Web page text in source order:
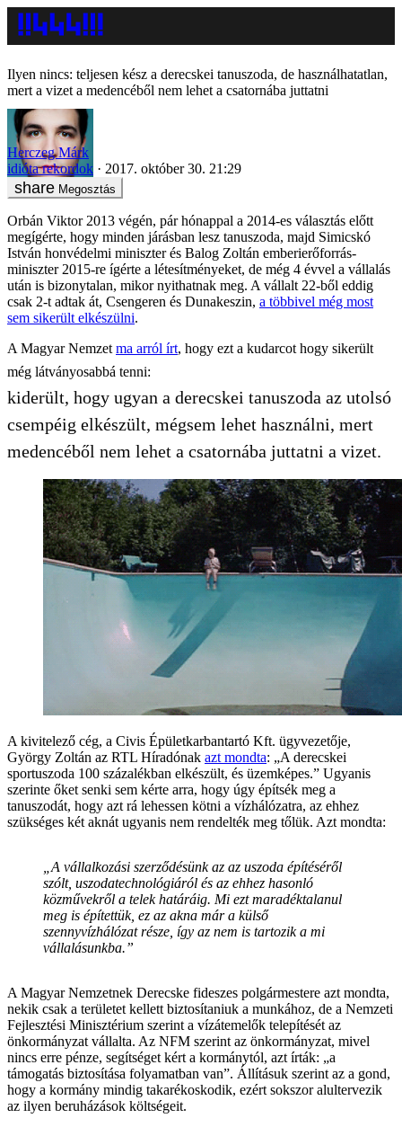
Ilyen nincs: teljesen kész a derecskei tanuszoda, de használhatatlan,
mert a vizet a medencéből nem lehet a csatornába juttatni
Herczeg Márk
idióta rekordok
2017. október 30. 21:29
Megosztás
Orbán Viktor 2013 végén, pár hónappal a 2014-es választás előtt
megígérte, hogy minden járásban lesz tanuszoda, majd Simicskó
István honvédelmi miniszter és Balog Zoltán emberierőforrás-
miniszter 2015-re ígérte a létesítményeket, de még 4 évvel a vállalás
után is bizonytalan, mikor nyithatnak meg. A vállalt 22-ből eddig
csak 2-t adtak át, Csengeren és Dunakeszin, a többivel még most
sem sikerült elkészülni.
A Magyar Nemzet ma arról írt, hogy ezt a kudarcot hogy sikerült
még látványosabbá tenni:
kiderült, hogy ugyan a derecskei tanuszoda az utolsó
csempéig elkészült, mégsem lehet használni, mert
medencéből nem lehet a csatornába juttatni a vizet.
A kivitelező cég, a Civis Épületkarbantartó Kft. ügyvezetője,
György Zoltán az RTL Híradónak azt mondta: „A derecskei
sportuszoda 100 százalékban elkészült, és üzemképes.” Ugyanis
szerinte őket senki sem kérte arra, hogy úgy építsék meg a
tanuszodát, hogy azt rá lehessen kötni a vízhálózatra, az ehhez
szükséges két aknát ugyanis nem rendelték meg tőlük. Azt mondta:
„A vállalkozási szerződésünk az az uszoda építéséről
szólt, uszodatechnológiáról és az ehhez hasonló
közművekről a telek határáig. Mi ezt maradéktalanul
meg is építettük, ez az akna már a külső
szennyvízhálózat része, így az nem is tartozik a mi
vállalásunkba.”
A Magyar Nemzetnek Derecske fideszes polgármestere azt mondta,
nekik csak a területet kellett biztosítaniuk a munkához, de a Nemzeti
Fejlesztési Minisztérium szerint a vízátemelők telepítését az
önkormányzat vállalta. Az NFM szerint az önkormányzat, mivel
nincs erre pénze, segítséget kért a kormánytól, azt írták: „a
támogatás biztosítása folyamatban van”. Állításuk szerint az a gond,
hogy a kormány mindig takarékoskodik, ezért sokszor alultervezik
az ilyen beruházások költségeit.